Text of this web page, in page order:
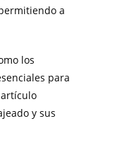
a
los
para
y sus